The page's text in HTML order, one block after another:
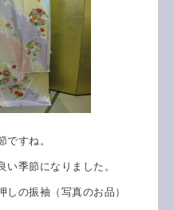
ですね。
季節になりました。
の振袖（写真のお品）